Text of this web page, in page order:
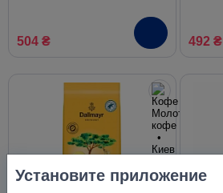
504 ₴ 492 ₴
Установите приложение